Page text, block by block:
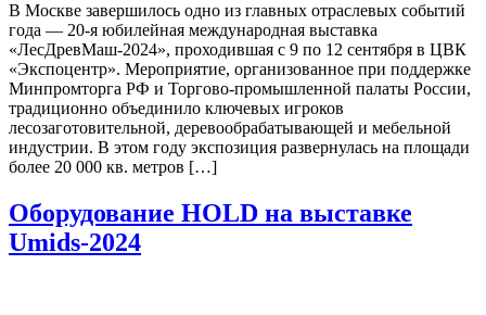
В Москве завершилось одно из главных отраслевых событий
года — 20-я юбилейная международная выставка
«ЛесДревМаш-2024», проходившая с 9 по 12 сентября в ЦВК
«Экспоцентр». Мероприятие, организованное при поддержке
Минпромторга РФ и Торгово-промышленной палаты России,
традиционно объединило ключевых игроков
лесозаготовительной, деревообрабатывающей и мебельной
индустрии. В этом году экспозиция развернулась на площади
более 20 000 кв. метров […]
Оборудование HOLD на выставке
Umids-2024